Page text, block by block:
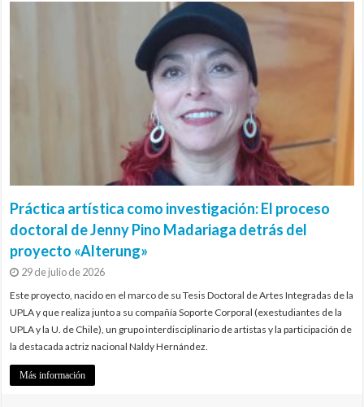
Práctica artística como investigación: El proceso
doctoral de Jenny Pino Madariaga detrás del
proyecto «Alterung»
29 de julio de 2026
Este proyecto, nacido en el marco de su Tesis Doctoral de Artes Integradas de la
UPLA y que realiza junto a su compañía Soporte Corporal (exestudiantes de la
UPLA y la U. de Chile), un grupo interdisciplinario de artistas y la participación de
la destacada actriz nacional Naldy Hernández.
Más información